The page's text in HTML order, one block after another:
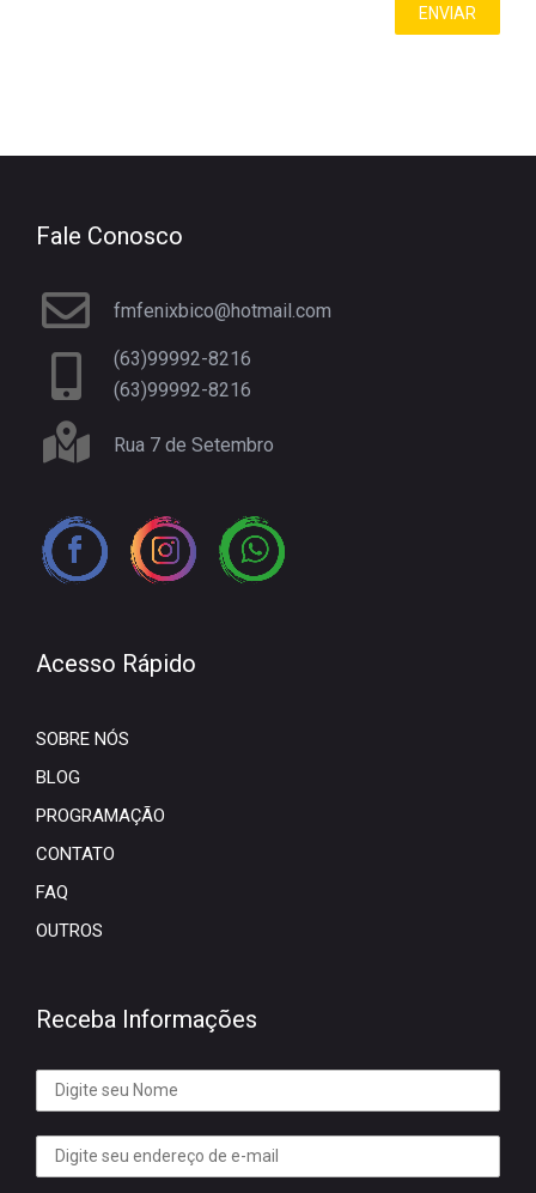
Fale Conosco
fmfenixbico@hotmail.com
(63)99992-8216
(63)99992-8216
Rua 7 de Setembro
Acesso Rápido
SOBRE NÓS
BLOG
PROGRAMAÇÃO
CONTATO
FAQ
OUTROS
Receba Informações